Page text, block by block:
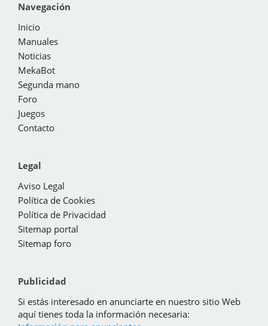
Navegación
Inicio
Manuales
Noticias
MekaBot
Segunda mano
Foro
Juegos
Contacto
Legal
Aviso Legal
Política de Cookies
Política de Privacidad
Sitemap portal
Sitemap foro
Publicidad
Si estás interesado en anunciarte en nuestro sitio Web
aquí tienes toda la información necesaria: